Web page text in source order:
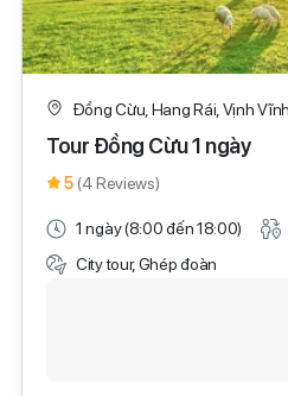
Đồng Cừu, Hang Rái, Vịnh
Tour Đồng Cừu 1 ngày
5 (4 Reviews)
1 ngày (8:00 đến 18:00)
City tour, Ghép đoàn